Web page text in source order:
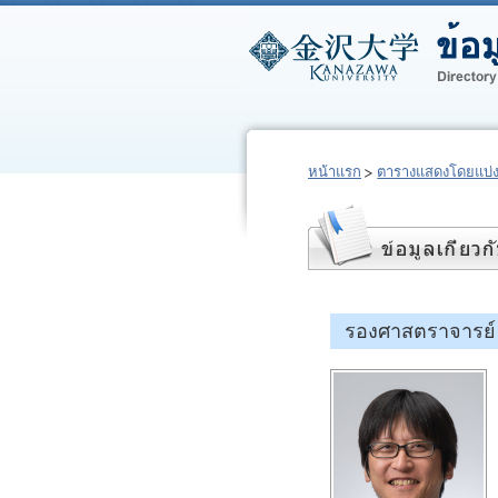
หน้าแรก ตารางแสดงโดยแ
รองศาสตราจาร